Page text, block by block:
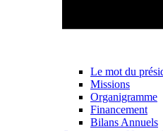
Le mot du
Missions
Organigramme
Financement
Bilans Annuels